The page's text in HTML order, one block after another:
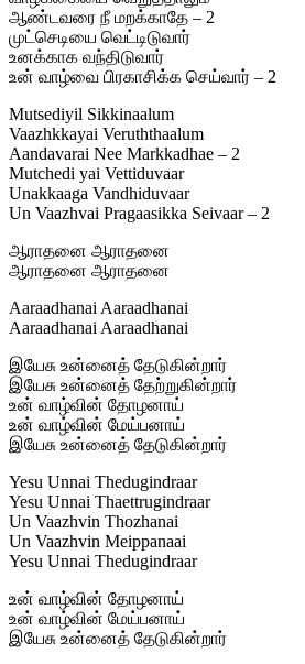
ஆண்டவரை நீ மறக்காதே – 2
முட்செடியை வெட்டிடுவார்
உனக்காக வந்திடுவார்
உன் வாழ்வை பிரகாசிக்க செய்வார் – 2
Mutsediyil Sikkinaalum
Vaazhkkayai Veruththaalum
Aandavarai Nee Markkadhae – 2
Mutchedi yai Vettiduvaar
Unakkaaga Vandhiduvaar
Un Vaazhvai Pragaasikka Seivaar – 2
ஆராதனை ஆராதனை
ஆராதனை ஆராதனை
Aaraadhanai Aaraadhanai
Aaraadhanai Aaraadhanai
இயேசு உன்னைத் தேடுகின்றார்
இயேசு உன்னைத் தேற்றுகின்றார்
உன் வாழ்வின் தோழனாய்
உன் வாழ்வின் மேய்பனாய்
இயேசு உன்னைத் தேடுகின்றார்
Yesu Unnai Thedugindraar
Yesu Unnai Thaettrugindraar
Un Vaazhvin Thozhanai
Un Vaazhvin Meippanaai
Yesu Unnai Thedugindraar
உன் வாழ்வின் தோழனாய்
உன் வாழ்வின் மேய்பனாய்
இயேசு உன்னைத் தேடுகின்றார்